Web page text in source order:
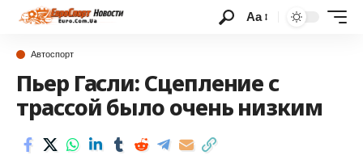
Аа
Автоспорт
Пьер Гасли: Сцепление с
трассой было очень низким